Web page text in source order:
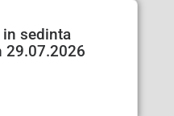
in sedinta
29.07.2026